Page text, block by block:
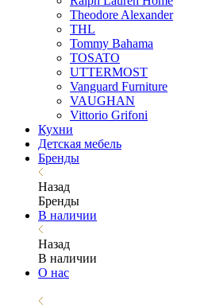
Theodore Alexander
THL
Tommy Bahama
TOSATO
UTTERMOST
Vanguard Furniture
VAUGHAN
Vittorio Grifoni
Кухни
Детская мебель
Бренды
Назад
Бренды
В наличии
Назад
В наличии
О нас